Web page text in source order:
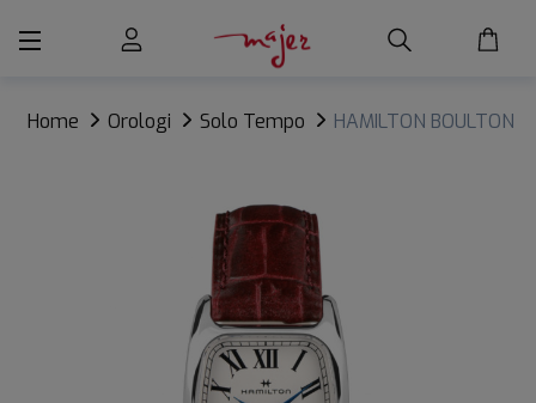
Home Orologi Solo Tempo
HAMILTON BOULTON